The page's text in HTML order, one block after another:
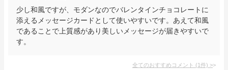
少し和風ですが、モダンなのでバレンタインチョコレートに
添えるメッセージカードとして使いやすいです。あえて和風
であることで上質感があり美しいメッセージが届きやすいで
す。
全てのおすすめコメント (1件) >